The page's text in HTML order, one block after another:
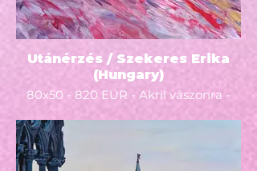
Utánérzés / Szekeres Erika
(Hungary)
80x50 - 820 EUR - Akril vászonra -
bizonytalanságban megszületik az
újrakezdés lehetősége.